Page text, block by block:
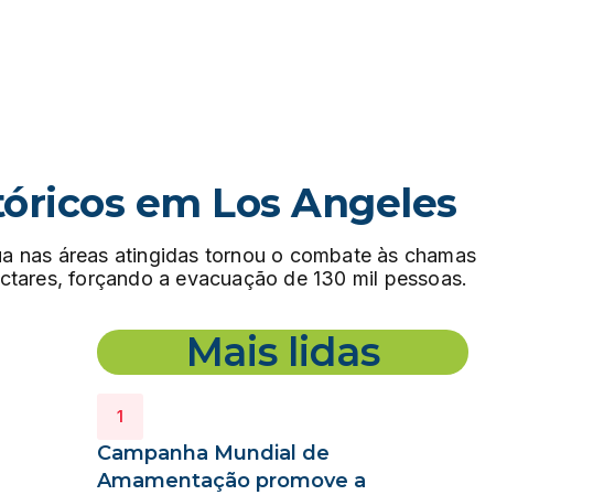
em Los Angeles
nas áreas atingidas tornou o combate às chamas
forçando a evacuação de 130 mil pessoas.
Mais lidas
Campanha Mundial de
Amamentação promove a